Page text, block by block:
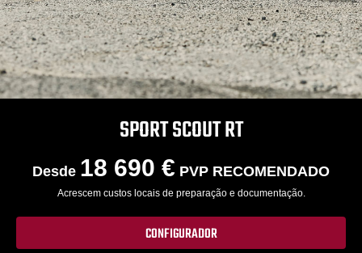
SPORT SCOUT RT
Desde 18 690 € PVP RECOMENDADO
Acrescem custos locais de preparação e documentação.
CONFIGURADOR